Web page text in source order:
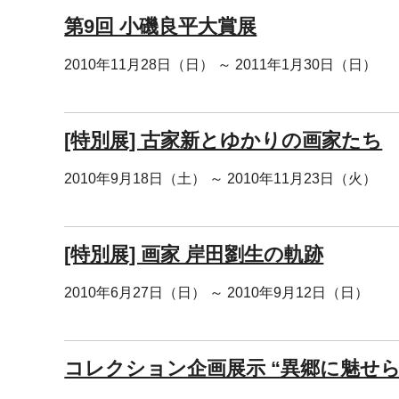
第9回 小磯良平大賞展
2010年11月28日（日） ～ 2011年1月30日（日）
[特別展] 古家新とゆかりの画家たち
2010年9月18日（土） ～ 2010年11月23日（火）
[特別展] 画家 岸田劉生の軌跡
2010年6月27日（日） ～ 2010年9月12日（日）
コレクション企画展示 “異郷に魅せ